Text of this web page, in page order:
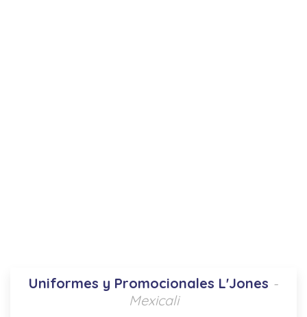
Uniformes y Promocionales L'Jones -
Mexicali